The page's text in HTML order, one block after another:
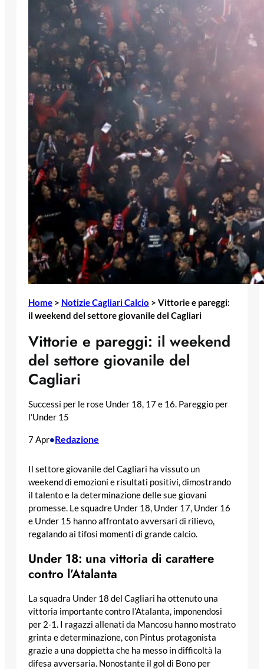
Home > Notizie Cagliari Calcio > Vittorie e pareggi:
il weekend del settore giovanile del Cagliari
Vittorie e pareggi: il weekend
del settore giovanile del
Cagliari
Successi per le rose Under 18, 17 e 16. Pareggio per
l’Under 15
7 Apr•Redazione
Il settore giovanile del Cagliari ha vissuto un
weekend di emozioni e risultati positivi, dimostrando
il talento e la determinazione delle sue giovani
promesse. Le squadre Under 18, Under 17, Under 16
e Under 15 hanno affrontato avversari di rilievo,
regalando ai tifosi momenti di grande calcio.
Under 18: una vittoria di carattere
contro l’Atalanta
La squadra Under 18 del Cagliari ha ottenuto una
vittoria importante contro l’Atalanta, imponendosi
per 2-1. I ragazzi allenati da Mancosu hanno mostrato
grinta e determinazione, con Pintus protagonista
grazie a una doppietta che ha messo in difficoltà la
difesa avversaria. Nonostante il gol di Bono per